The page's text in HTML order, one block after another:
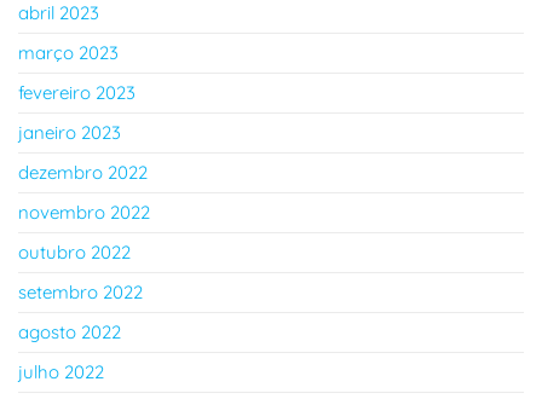
abril 2023
março 2023
fevereiro 2023
janeiro 2023
dezembro 2022
novembro 2022
outubro 2022
setembro 2022
agosto 2022
julho 2022